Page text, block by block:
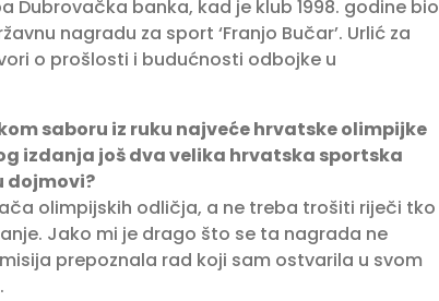
banka, kad je klub 1998. godine bio
nagradu za sport ‘Franjo Bučar’. Urlić za
o prošlosti i budućnosti odbojke u
saboru iz ruku najveće hrvatske olimpijke
izdanja još dva velika hrvatska sportska
dojmovi?
olimpijskih odličja, a ne treba trošiti riječi tko
Jako mi je drago što se ta nagrada ne
prepoznala rad koji sam ostvarila u svom